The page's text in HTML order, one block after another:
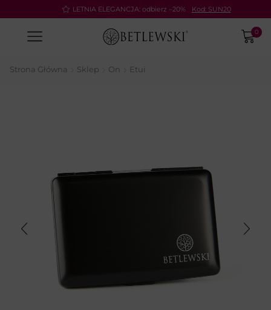
LETNIA ELEGANCJA: odbierz –20% Kod: SUN20
0
Strona Główna Sklep On Etui